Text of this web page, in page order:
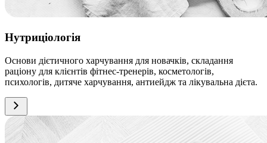
Нутриціологія
Основи дієтичного харчування для новачків, складання
раціону для клієнтів фітнес-тренерів, косметологів,
психологів, дитяче харчування, антиейдж та лікувальна дієта.